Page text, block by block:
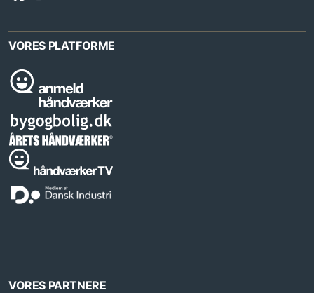
VORES PLATFORME
VORES PARTNERE